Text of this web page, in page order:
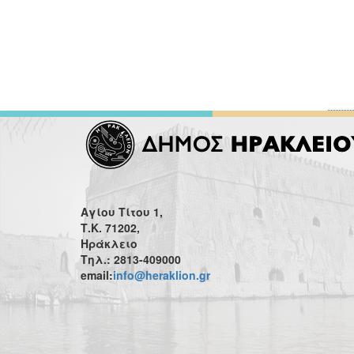
Αγίου Τίτου 1,
Τ.Κ. 71202,
Ηράκλειο
Τηλ.: 2813-409000
email:info@heraklion.gr